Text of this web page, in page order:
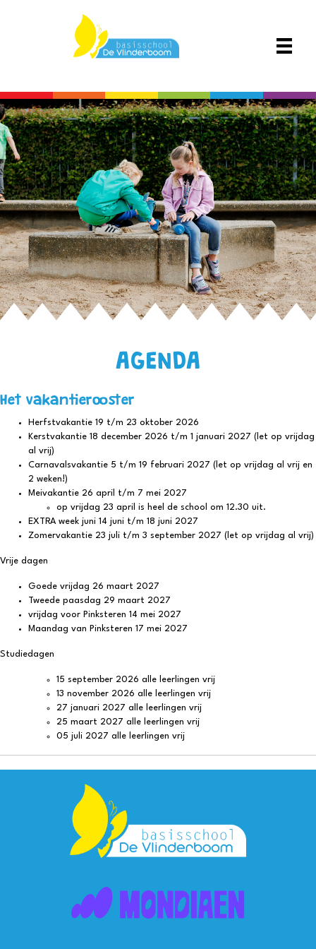
AGENDA
Het vakantierooster
Herfstvakantie 19 t/m 23 oktober 2026
Kerstvakantie 18 december 2026 t/m 1 januari 2027 (let op vrijdag
al vrij)
Carnavalsvakantie 5 t/m 19 februari 2027 (let op vrijdag al vrij en
2 weken!)
Meivakantie 26 april t/m 7 mei 2027
op vrijdag 23 april is heel de school om 12.30 uit.
EXTRA week juni 14 juni t/m 18 juni 2027
Zomervakantie 23 juli t/m 3 september 2027 (let op vrijdag al vrij)
Vrije dagen
Goede vrijdag 26 maart 2027
Tweede paasdag 29 maart 2027
vrijdag voor Pinksteren 14 mei 2027
Maandag van Pinksteren 17 mei 2027
Studiedagen
15 september 2026 alle leerlingen vrij
13 november 2026 alle leerlingen vrij
27 januari 2027 alle leerlingen vrij
25 maart 2027 alle leerlingen vrij
05 juli 2027 alle leerlingen vrij